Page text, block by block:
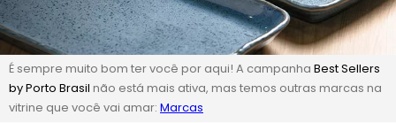
É sempre muito bom ter você por aqui! A campanha Best Sellers
by Porto Brasil não está mais ativa, mas temos outras marcas na
vitrine que você vai amar: Marcas